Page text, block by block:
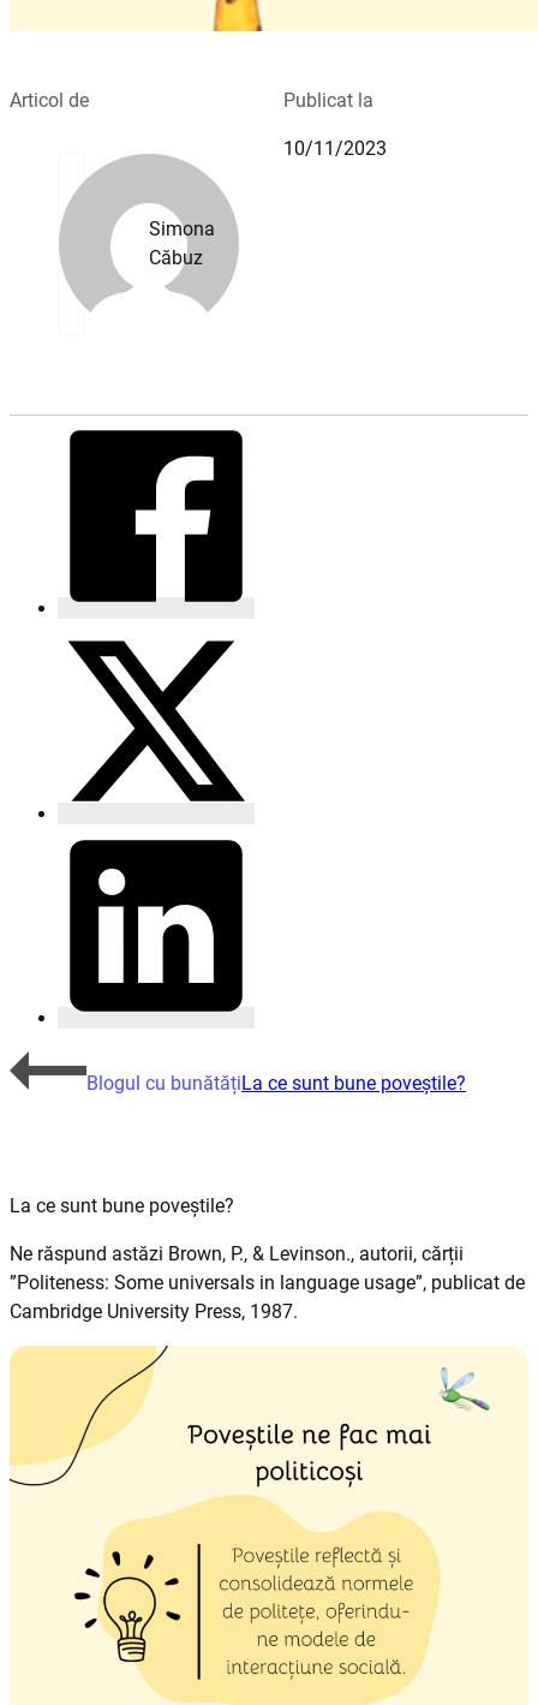
Articol de
Simona
Căbuz
Publicat la
10/11/2023
Blogul cu bunătățiLa ce sunt bune poveștile?
La ce sunt bune poveștile?
Ne răspund astăzi Brown, P., & Levinson., autorii, cărții
”Politeness: Some universals in language usage”, publicat de
Cambridge University Press, 1987.